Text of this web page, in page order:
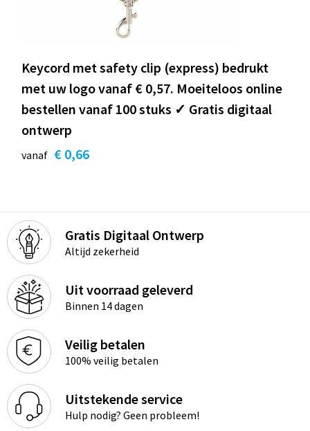
Keycord met safety clip (express) bedrukt
met uw logo vanaf € 0,57. Moeiteloos online
bestellen vanaf 100 stuks ✓ Gratis digitaal
ontwerp
vanaf € 0,66
Gratis Digitaal Ontwerp
Altijd zekerheid
Uit voorraad geleverd
Binnen 14 dagen
Veilig betalen
100% veilig betalen
Uitstekende service
Hulp nodig? Geen probleem!